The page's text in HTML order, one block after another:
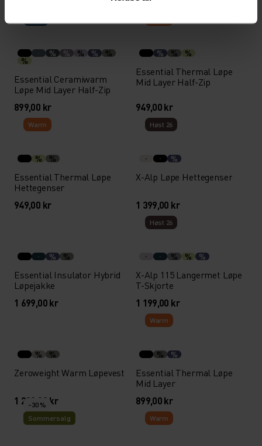
% % % % %
%
Essential Ceramiwarm
Løpe Mid Layer Half-Zip
899,00 kr
% % %
Essential Thermal Løpe
Mid Layer Half-Zip
949,00 kr
Warm
% %
Essential Thermal Løpe
Hettegenser
949,00 kr
Høst 26
%
X-Alp Løpe Hettegenser
1 399,00 kr
% %
Essential Insulator Hybrid
Løpejakke
1 699,00 kr
Høst 26
% % %
X-Alp 115 Langermet Løpe
T-Skjorte
1 199,00 kr
% %
Zeroweight Warm Løpevest
1 299,00 kr
Warm
% %
Essential Thermal Løpe
Mid Layer
899,00 kr
-30 %
Sommersalg
Warm